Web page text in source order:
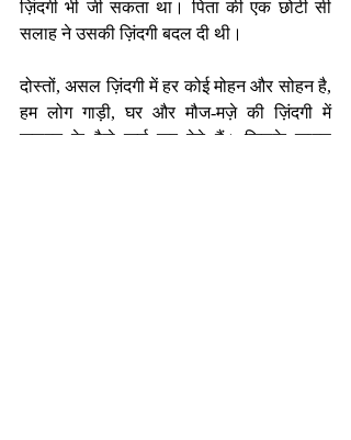
ज़िंदगी भी जी सकता था। पिता की एक छोटी सी
सलाह ने उसकी ज़िंदगी बदल दी थी।
दोस्तों, असल ज़िंदगी में हर कोई मोहन और सोहन है,
हम लोग गाड़ी, घर और मौज-मज़े की ज़िंदगी में
ज़रूरत के पैसे खर्च कर देते हैं। जिसके कारण